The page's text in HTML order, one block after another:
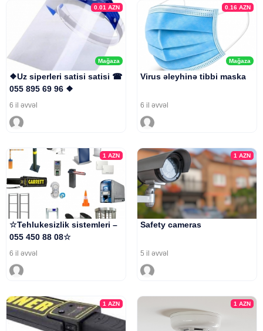
Mağaza
0.01AZN
❖Uz siperleri satisi satisi ☎
055 895 69 96 ❖
6 il əvvəl
Mağaza
0.16 AZN
Virus əleyhinə tibbi maska
6 il əvvəl
1AZN
☆Tehlukesizlik sistemleri –
055 450 88 08☆
6 il əvvəl
1 AZN
Safety cameras
5 il əvvəl
1AZN 1 AZN